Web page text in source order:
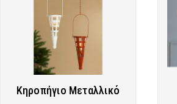
Κηροπήγιο Μεταλλικό